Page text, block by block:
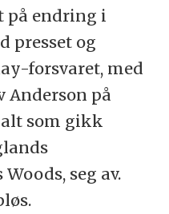
på endring i
presset og
forsvaret, med
Anderson på
som gikk
seg av.